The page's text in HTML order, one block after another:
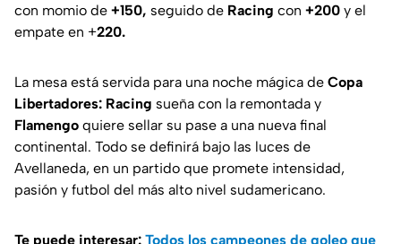
con momio de +150, seguido de Racing con +200 y el
empate en +220.
La mesa está servida para una noche mágica de Copa
Libertadores: Racing sueña con la remontada y
Flamengo quiere sellar su pase a una nueva final
continental. Todo se definirá bajo las luces de
Avellaneda, en un partido que promete intensidad,
pasión y futbol del más alto nivel sudamericano.
Te puede interesar: Todos los campeones de goleo que